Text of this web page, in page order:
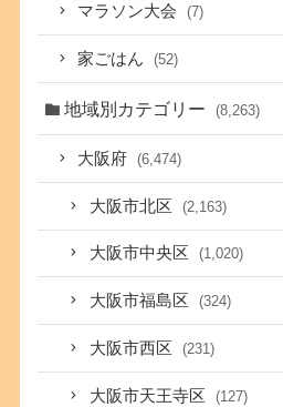
マラソン大会 (7)
家ごはん (52)
地域別カテゴリー (8,263)
大阪府 (6,474)
大阪市北区 (2,163)
大阪市中央区 (1,020)
大阪市福島区 (324)
大阪市西区 (231)
大阪市天王寺区 (127)